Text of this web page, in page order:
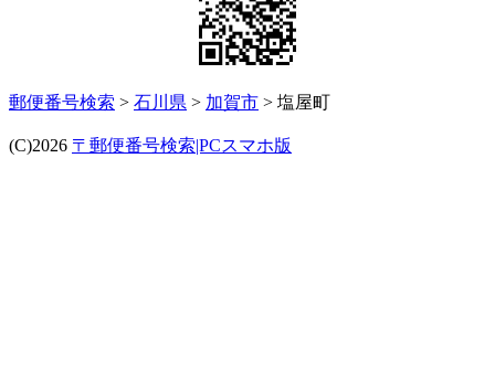
郵便番号検索 > 石川県 > 加賀市 > 塩屋町
(C)2026 〒郵便番号検索|PCスマホ版